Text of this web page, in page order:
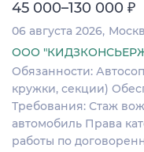
45 000–130 000 ₽
06 августа 2026
ООО
Обязанности:
кружки, секции)
Требования: Стаж
автомобиль Права
работы по